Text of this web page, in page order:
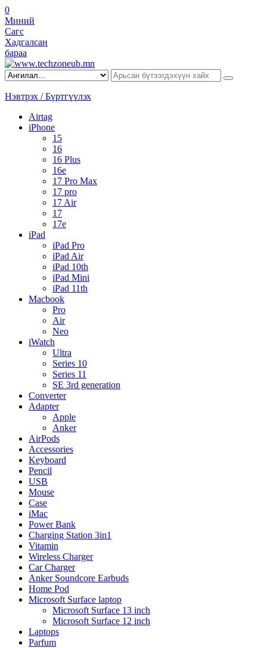
0
Миний
Сагс
Хадгалсан
бараа
Нэвтрэх / Бүртгүүлэх
Airtag
iPhone
15
16
16 Plus
16e
17 Pro Max
17 pro
17 Air
17
17e
iPad
iPad Pro
iPad Air
iPad 10th
iPad Mini
iPad 11th
Macbook
Pro
Air
Neo
iWatch
Ultra
Series 10
Series 11
SE 3rd generation
Converter
Adapter
Apple
Anker
AirPods
Accessories
Keyboard
Pencil
USB
Mouse
Case
iMac
Power Bank
Charging Station 3in1
Vitamin
Wireless Charger
Car Charger
Anker Soundcore Earbuds
Home Pod
Microsoft Surface laptop
Microsoft Surface 13 inch
Microsoft Surface 12 inch
Laptops
Parfum